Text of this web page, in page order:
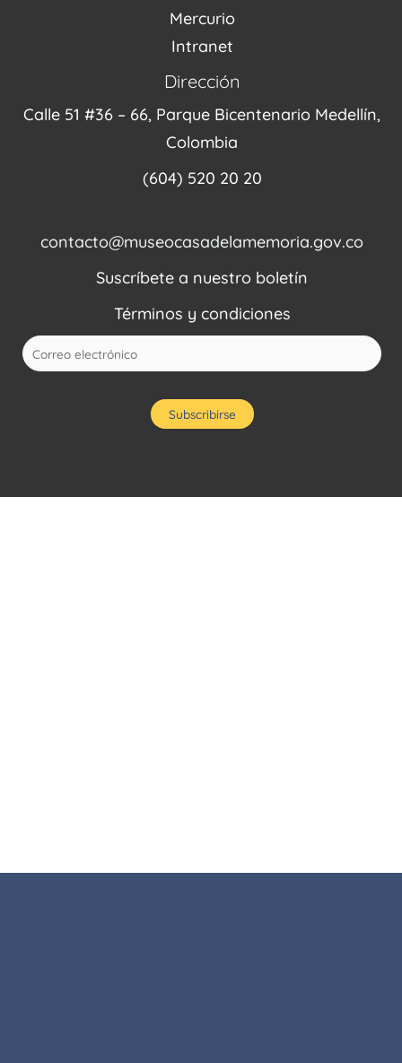
Mercurio
Intranet
Dirección
Calle 51 #36 – 66, Parque Bicentenario Medellín,
Colombia
(604) 520 20 20
contacto@museocasadelamemoria.gov.co
Suscríbete a nuestro boletín
Términos y condiciones